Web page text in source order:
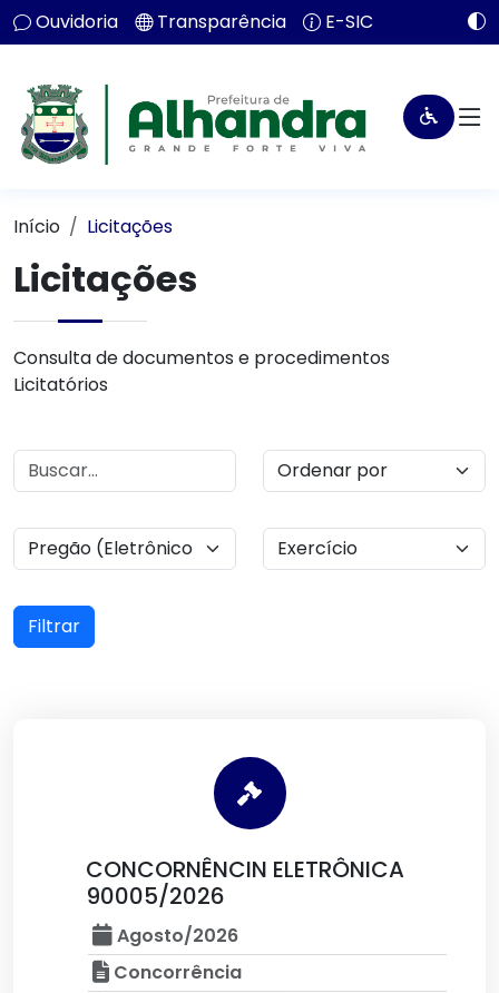
Ouvidoria Transparência E-SIC
Início Licitações
Licitações
Consulta de documentos e procedimentos
Licitatórios
Filtrar
CONCORNÊNCIN ELETRÔNICA
90005/2026
Agosto/2026
Concorrência